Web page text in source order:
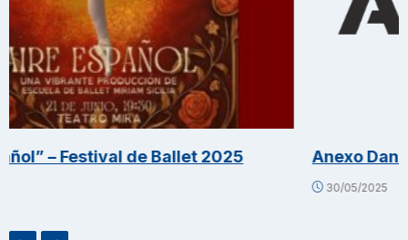
de Ballet 2025 Anexo Danza – un